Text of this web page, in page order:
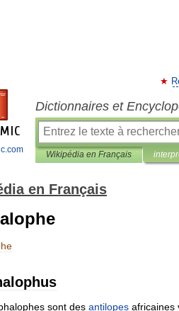
Dictionnaires et
Wikipédia en Français
en Français
sont des antilopes africaines